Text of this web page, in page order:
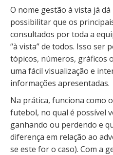
O nome gestão à vista já
possibilitar que os
consultados por toda a
“à vista” de todos. Isso ser
tópicos, números, gráficos
uma fácil visualização e
informações apresentadas.
Na prática, funciona como
futebol, no qual é possível
ganhando ou perdendo e
diferença em relação ao
se este for o caso). Com a